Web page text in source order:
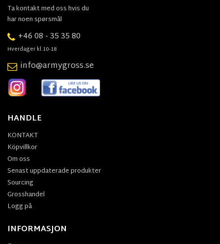
Ta kontakt med oss hvis du
har noen spørsmål
+46 08 - 35 35 80
Hverdager kl.10-18
info@armygross.se
HANDLE
KONTAKT
Köpvillkor
Om oss
Senast uppdaterade produkter
Sourcing
Grosshandel
Logg på
INFORMASJON